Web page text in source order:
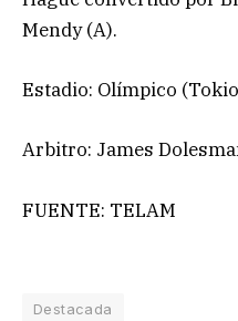
Mendy (A).
Estadio: Olímpico
Arbitro: James
FUENTE: TELAM
Destacada